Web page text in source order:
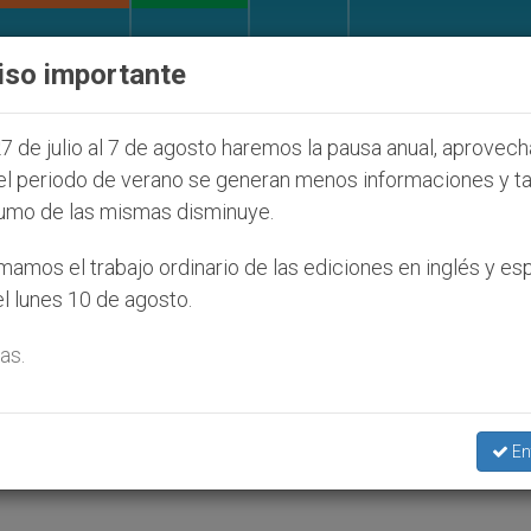
judíos que afecta a cristianos (y no sólo) en Tierra
Concilio explicará su
más actuales
a cardenales y obispos y a un
importante
de julio al 7 de agosto haremos la pausa anual,
periodo de verano se generan menos informaciones y
de las mismas disminuye.
el trabajo ordinario de las ediciones en inglés y
lunes 10 de agosto.